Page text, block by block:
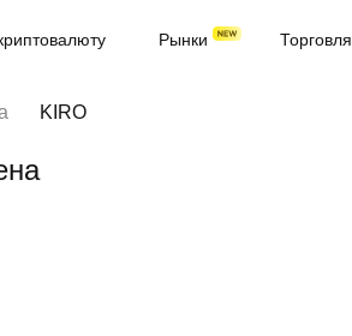
Рынки Торговля
KIRO